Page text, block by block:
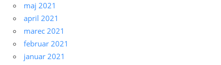
maj 2021
april 2021
marec 2021
februar 2021
januar 2021